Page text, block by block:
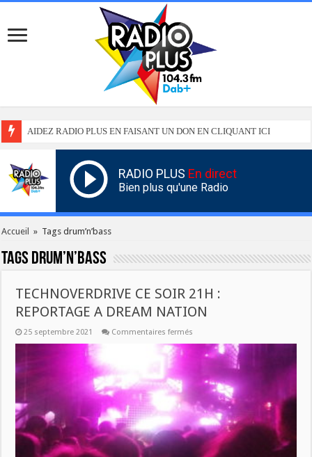
AIDEZ RADIO PLUS EN FAISANT UN DON EN CLIQUANT ICI
RADIO PLUS En direct
Bien plus qu'une Radio
Accueil » Tags drum’n’bass
Tags drum’n’bass
TECHNOVERDRIVE CE SOIR 21H :
REPORTAGE A DREAM NATION
25 septembre 2021 Commentaires fermés
SOIR
REPORTAGE
DREAM
NATION